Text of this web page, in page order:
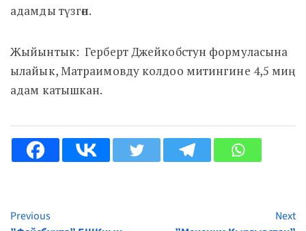
адамды түзгөн.
Жыйынтык: Герберт Джейкобстун формуласына
ылайык, Матраимовду колдоо митингине 4,5 миң
адам катышкан.
Continue
Previous
Next